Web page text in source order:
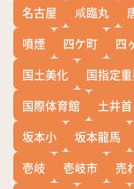
名古屋
咸臨丸
噴煙
四ケ町 四
国土美化
国指定
国際体育館
土井首
坂本小
坂本龍馬
壱岐
壱岐市 売